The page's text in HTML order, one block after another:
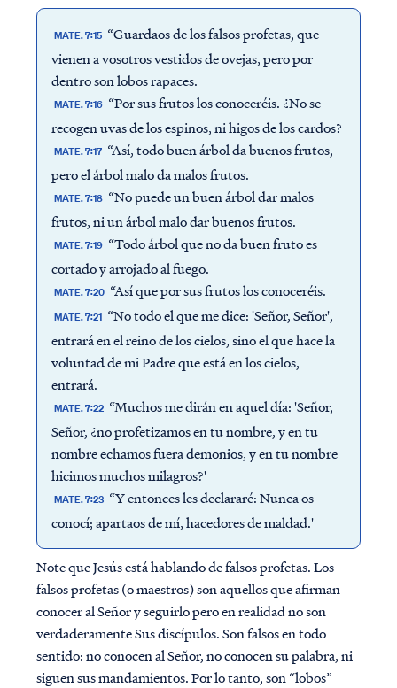
MATE. 7:15 “Guardaos de los falsos profetas, que
vienen a vosotros vestidos de ovejas, pero por
dentro son lobos rapaces.
MATE. 7:16 “Por sus frutos los conoceréis. ¿No se
recogen uvas de los espinos, ni higos de los cardos?
MATE. 7:17 “Así, todo buen árbol da buenos frutos,
pero el árbol malo da malos frutos.
MATE. 7:18 “No puede un buen árbol dar malos
frutos, ni un árbol malo dar buenos frutos.
MATE. 7:19 “Todo árbol que no da buen fruto es
cortado y arrojado al fuego.
MATE. 7:20 “Así que por sus frutos los conoceréis.
MATE. 7:21 “No todo el que me dice: 'Señor, Señor',
entrará en el reino de los cielos, sino el que hace la
voluntad de mi Padre que está en los cielos,
entrará.
MATE. 7:22 “Muchos me dirán en aquel día: 'Señor,
Señor, ¿no profetizamos en tu nombre, y en tu
nombre echamos fuera demonios, y en tu nombre
hicimos muchos milagros?'
MATE. 7:23 “Y entonces les declararé: Nunca os
conocí; apartaos de mí, hacedores de maldad.'
Note que Jesús está hablando de falsos profetas. Los
falsos profetas (o maestros) son aquellos que afirman
conocer al Señor y seguirlo pero en realidad no son
verdaderamente Sus discípulos. Son falsos en todo
sentido: no conocen al Señor, no conocen su palabra, ni
siguen sus mandamientos. Por lo tanto, son “lobos”